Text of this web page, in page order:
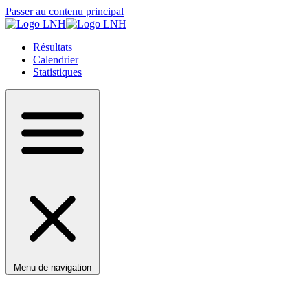
Passer au contenu principal
Résultats
Calendrier
Statistiques
Menu de navigation